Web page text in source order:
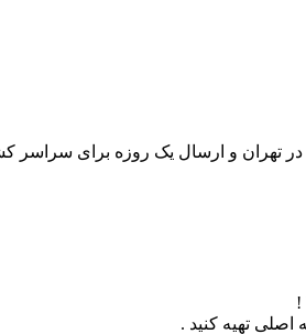
تهران و ارسال یک روزه برای سراسر
!
تهیه کنید .